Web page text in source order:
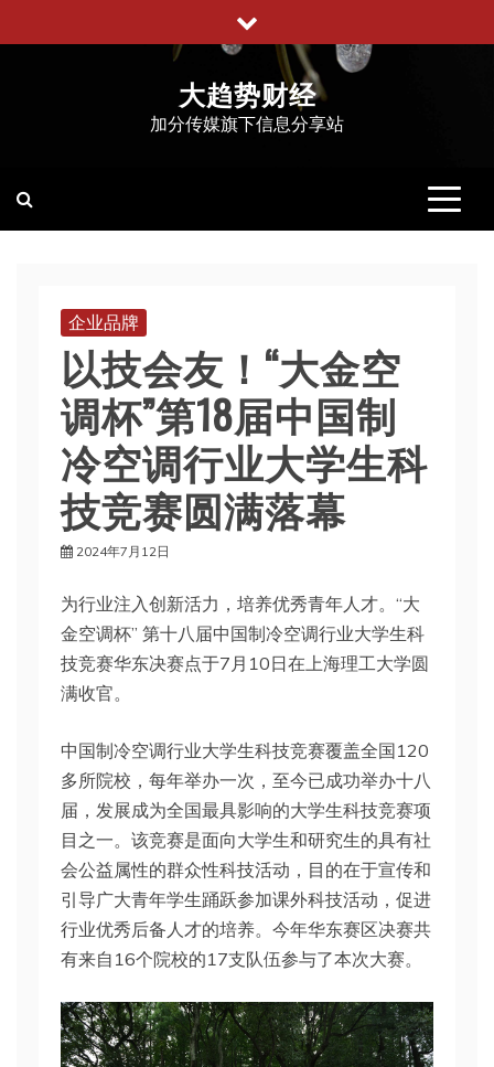
至
大趋势财经
加分传媒旗下信息分享站
企业品牌
以技会友！“大金空
调杯”第18届中国制
冷空调行业大学生科
技竞赛圆满落幕
2024年7月12日
为行业注入创新活力，培养优秀青年人才。“大
金空调杯” 第十八届中国制冷空调行业大学生科
技竞赛华东决赛点于7月10日在上海理工大学圆
满收官。
中国制冷空调行业大学生科技竞赛覆盖全国120
多所院校，每年举办一次，至今已成功举办十八
届，发展成为全国最具影响的大学生科技竞赛项
目之一。该竞赛是面向大学生和研究生的具有社
会公益属性的群众性科技活动，目的在于宣传和
引导广大青年学生踊跃参加课外科技活动，促进
行业优秀后备人才的培养。今年华东赛区决赛共
有来自16个院校的17支队伍参与了本次大赛。